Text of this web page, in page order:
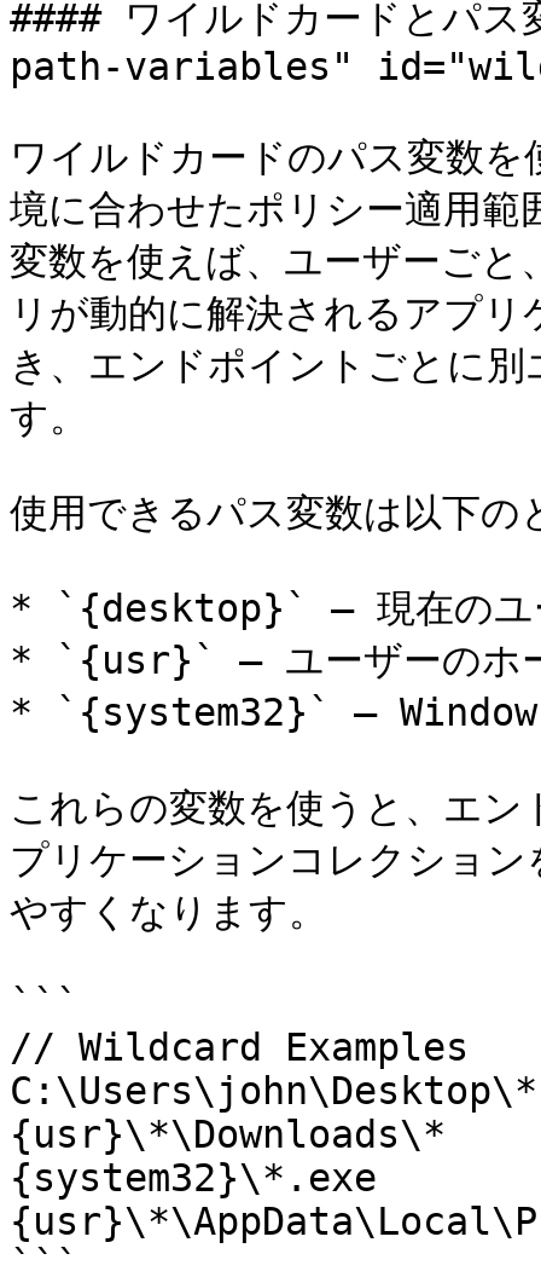
#### ワイルドカードと
path-variables"
ワイルドカードのパス変数
境に合わせたポリシー適用
変数を使えば、ユーザーご
リが動的に解決されるアプ
き、エンドポイントごとに
す。
使用できるパス変数は以下の
* `{desktop}` – 現在のユー
* `{usr}` – ユーザーのホ
* `{system32}` – Windows
これらの変数を使うと、エ
プリケーションコレクショ
やすくなります。
```
// Wildcard Examples
C:\Users\john\Desktop\*
{usr}\*\Downloads\*
{system32}\*.exe
```